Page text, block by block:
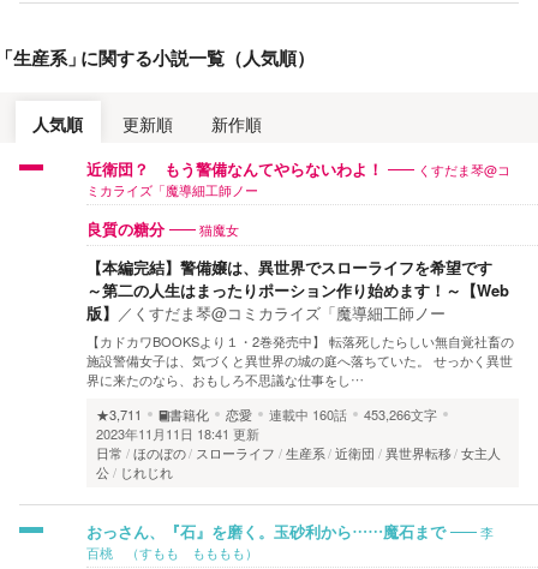
生産系」に関する小説一覧（人気順）
人気順 更新順 新作順
近衛団？ もう警備なんてやらないわよ！
くすだま琴@コ
ミカライズ「魔導細工師ノー
良質の糖分 猫魔女
【本編完結】警備嬢は、異世界でスローライフを希望です
～第二の人生はまったりポーション作り始めます！～【Web
版】 ／ くすだま琴@コミカライズ「魔導細工師ノー
【カドカワBOOKSより１・2巻発売中】 転落死したらしい無自覚社畜の
施設警備女子は、気づくと異世界の城の庭へ落ちていた。 せっかく異世
界に来たのなら、おもしろ不思議な仕事をし…
★3,711
書籍化 恋愛 連載中 160話
453,266文字
2023年11月11日 18:41 更新
日常
ほのぼの スローライフ 生産系 近衛団 異世界転移 女主人
公
じれじれ
おっさん、『石』を磨く。玉砂利から……魔石まで
李
百桃 （すもも もももも）